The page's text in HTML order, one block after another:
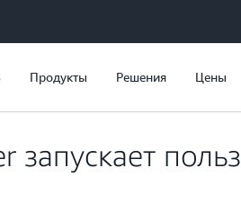
Продукты Решения Цены
запускает